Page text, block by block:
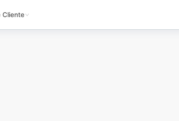
Cliente